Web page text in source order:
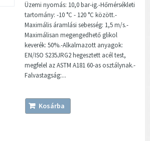
Üzemi nyomás: 10,0 bar-ig.-Hőmérsékleti
tartomány: -10 °C - 120 °C között.-
Maximális áramlási sebesség: 1,5 m/s.-
Maximálisan megengedhető glikol
keverék: 50%.-Alkalmazott anyagok:
EN/ISO S235JRG2 hegesztett acél test,
megfelel az ASTM A181 60-as osztálynak.-
Falvastagság:...
Kosárba